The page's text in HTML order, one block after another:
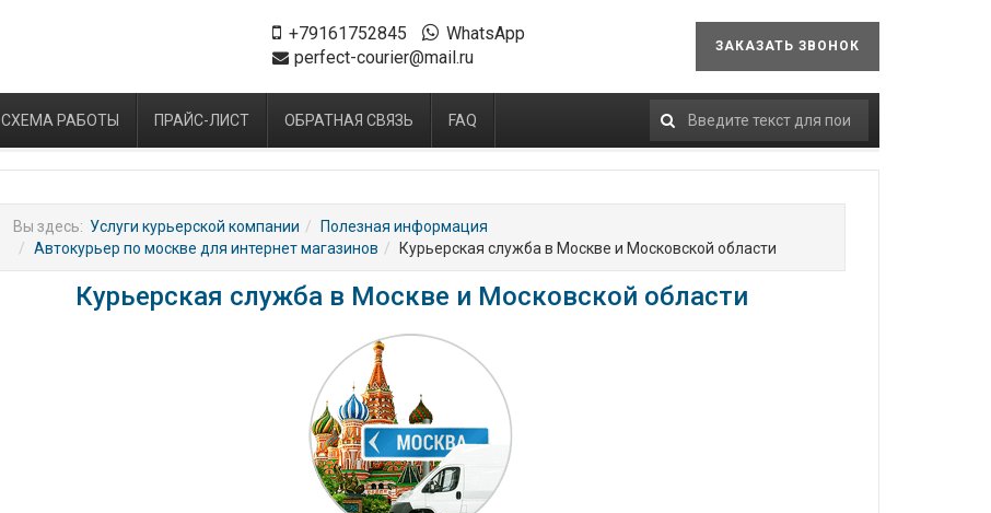
+79161752845
WhatsApp
perfect-courier@mail.ru
ЗАКАЗАТЬ ЗВОНОК
СХЕМА РАБОТЫ ПРАЙС-ЛИСТ ОБРАТНАЯ СВЯЗЬ FAQ Искать...
Вы здесь: Услуги курьерской компании
Полезная информация
Автокурьер по москве для интернет магазинов
Курьерская служба в Москве и Московской области
Курьерская служба в Москве и Московской области